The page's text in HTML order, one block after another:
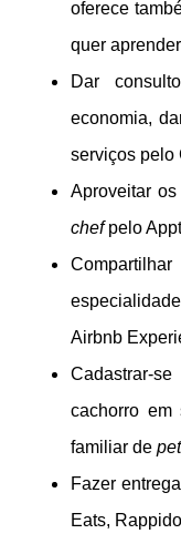
oferece
quer
Dar
economia,
serviços pelo
Aproveitar
chefpelo
Airbnb
Cadastrar-
cachorro em
familiar de
Fazer
Eats,